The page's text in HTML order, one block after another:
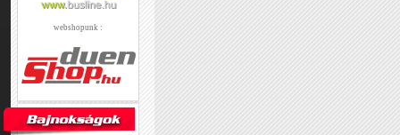
webshopunk :